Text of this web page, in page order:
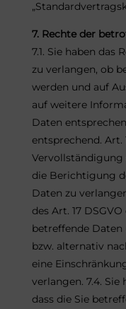
7. Rechte der
7.1. Sie haben das
zu verlangen, ob
werden und auf
auf weitere
Daten
entsprechend. Art.
Vervollständigung
die Berichtigung
Daten zu
des Art. 17
betreffende
bzw. alternativ
eine
verlangen. 7.4. Sie
dass die Sie